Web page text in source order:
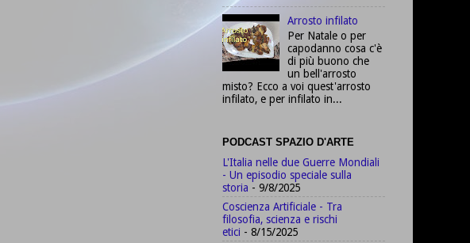
Arrosto infilato
Per Natale o per
capodanno cosa c'è
di più buono che
un bell'arrosto
misto? Ecco a voi quest'arrosto
infilato, e per infilato in...
PODCAST SPAZIO D'ARTE
L'Italia nelle due Guerre Mondiali
- Un episodio speciale sulla
storia - 9/8/2025
Coscienza Artificiale - Tra
filosofia, scienza e rischi
etici - 8/15/2025